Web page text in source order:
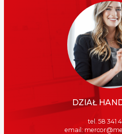
DZIAŁ
tel. 58 341
email: